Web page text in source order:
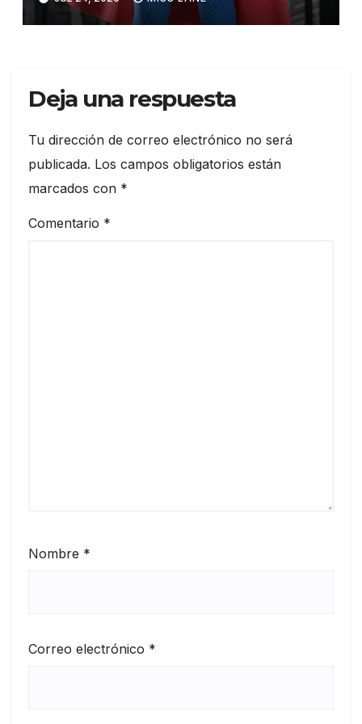
Deja una respuesta
Tu dirección de correo electrónico no será
publicada. Los campos obligatorios están
marcados con *
Comentario *
Nombre *
Correo electrónico *